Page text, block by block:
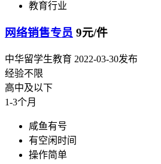
教育行业
网络销售专员 9元/件
中华留学生教育 2022-03-30发布
经验不限
高中及以下
1-3个月
咸鱼有号
有空闲时间
操作简单